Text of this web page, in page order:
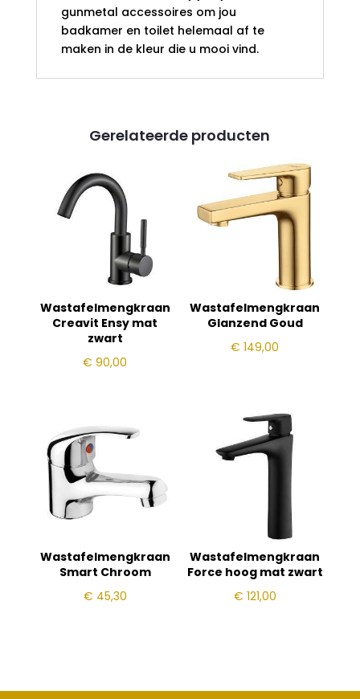
gunmetal accessoires om jou
badkamer en toilet helemaal af te
maken in de kleur die u mooi vind.
Gerelateerde producten
Wastafelmengkraan
Creavit Ensy mat
zwart
€ 90,00
Wastafelmengkraan
Glanzend Goud
€ 149,00
Wastafelmengkraan
Smart Chroom
€ 45,30
Wastafelmengkraan
Force hoog mat zwart
€ 121,00